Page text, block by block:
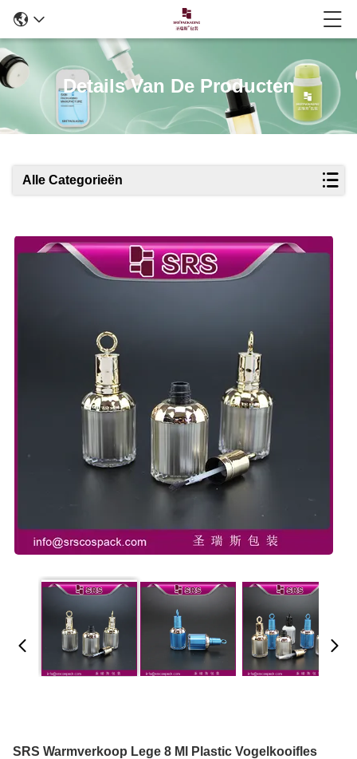
Details Van De Producten
Alle Categorieën
SRS Warmverkoop Lege 8 Ml Plastic Vogelkooifles